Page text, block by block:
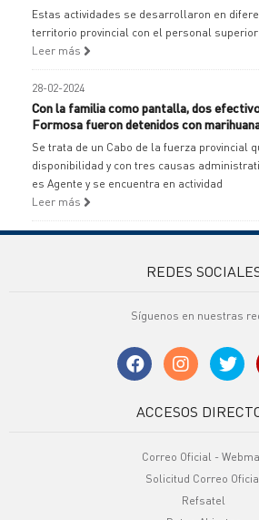
Estas actividades se desarrollaron en
territorio provincial con el personal
Leer más
28-02-2024
Con la familia como pantalla, dos
Formosa fueron detenidos con
Se trata de un Cabo de la fuerza provincial
disponibilidad y con tres causas
es Agente y se encuentra en actividad
Leer más
REDES
Síguenos en nuestras
ACCESOS
Correo Oficial -
Solicitud Correo
Refsatel